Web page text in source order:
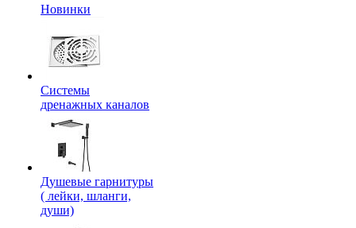
Новинки
Системы
дренажных каналов
Душевые гарнитуры
( лейки, шланги,
души)